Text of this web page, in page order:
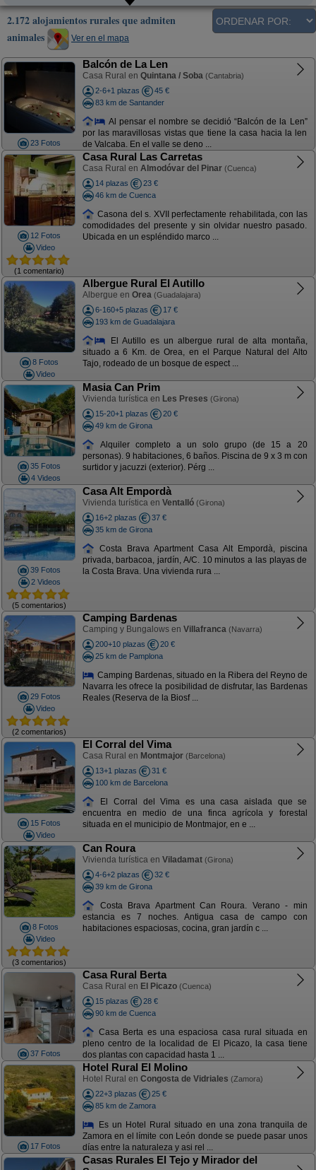
2.172 alojamientos rurales que admiten
animales
Ver en el mapa
23 Fotos
Balcón de La Len
Casa Rural en Quintana / Soba (Cantabria)
2-6+1 plazas
45 €
83 km de Santander
Al pensar el nombre se decidió “Balcón de la Len”
por las maravillosas vistas que tiene la casa hacia la len
de Valcaba. En el valle se deno ...
12 Fotos
Video
(1 comentario)
Casa Rural Las Carretas
Casa Rural en Almodóvar del Pinar (Cuenca)
14 plazas
23 €
46 km de Cuenca
Casona del s. XVII perfectamente rehabilitada, con las
comodidades del presente y sin olvidar nuestro pasado.
Ubicada en un espléndido marco ...
8 Fotos
Video
Albergue Rural El Autillo
Albergue en Orea (Guadalajara)
6-160+5 plazas
17 €
193 km de Guadalajara
El Autillo es un albergue rural de alta montaña,
situado a 6 Km. de Orea, en el Parque Natural del Alto
Tajo, rodeado de un bosque de espect ...
35 Fotos
4 Videos
Masia Can Prim
Vivienda turística en Les Preses (Girona)
15-20+1 plazas
20 €
49 km de Girona
Alquiler completo a un solo grupo (de 15 a 20
personas). 9 habitaciones, 6 baños. Piscina de 9 x 3 m con
surtidor y jacuzzi (exterior). Pérg ...
39 Fotos
2 Videos
(5 comentarios)
Casa Alt Empordà
Vivienda turística en Ventalló (Girona)
16+2 plazas
37 €
35 km de Girona
Costa Brava Apartment Casa Alt Empordà, piscina
privada, barbacoa, jardín, A/C. 10 minutos a las playas de
la Costa Brava. Una vivienda rura ...
29 Fotos
Video
(2 comentarios)
Camping Bardenas
Camping y Bungalows en Villafranca (Navarra)
200+10 plazas
20 €
25 km de Pamplona
Camping Bardenas, situado en la Ribera del Reyno de
Navarra les ofrece la posibilidad de disfrutar, las Bardenas
Reales (Reserva de la Biosf ...
15 Fotos
Video
El Corral del Vima
Casa Rural en Montmajor (Barcelona)
13+1 plazas
31 €
100 km de Barcelona
El Corral del Vima es una casa aislada que se
encuentra en medio de una finca agrícola y forestal
situada en el municipio de Montmajor, en e ...
8 Fotos
Video
(3 comentarios)
Can Roura
Vivienda turística en Viladamat (Girona)
4-6+2 plazas
32 €
39 km de Girona
Costa Brava Apartment Can Roura. Verano - min
estancia es 7 noches. Antigua casa de campo con
habitaciones espaciosas, cocina, gran jardín c ...
37 Fotos
Casa Rural Berta
Casa Rural en El Picazo (Cuenca)
15 plazas
28 €
90 km de Cuenca
Casa Berta es una espaciosa casa rural situada en
pleno centro de la localidad de El Picazo, la casa tiene
dos plantas con capacidad hasta 1 ...
17 Fotos
Hotel Rural El Molino
Hotel Rural en Congosta de Vidriales (Zamora)
22+3 plazas
25 €
85 km de Zamora
Es un Hotel Rural situado en una zona tranquila de
Zamora en el límite con León donde se puede pasar unos
días entre la naturaleza y asi rel ...
Casas Rurales El Tejo y Mirador del